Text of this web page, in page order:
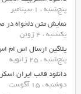
پنج‌شنبه ، 1 سپتامبر
نمایش متن دلخواه در
یکشنبه ، 4 ژوئن
پلاگین ارسال اس ام
پنج‌شنبه ، 25 ژانویه
دانلود قالب ایران
دوشنبه ، 15 آگوست